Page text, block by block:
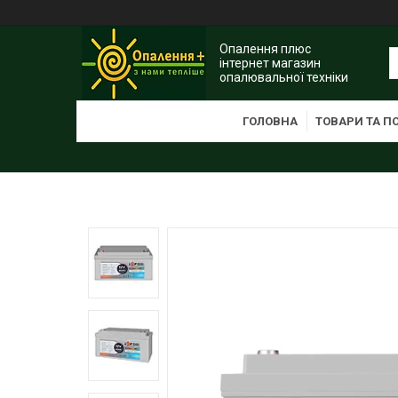
Опалення плюс
інтернет магазин
опалювальної техніки
ГОЛОВНА ТОВАРИ ТА